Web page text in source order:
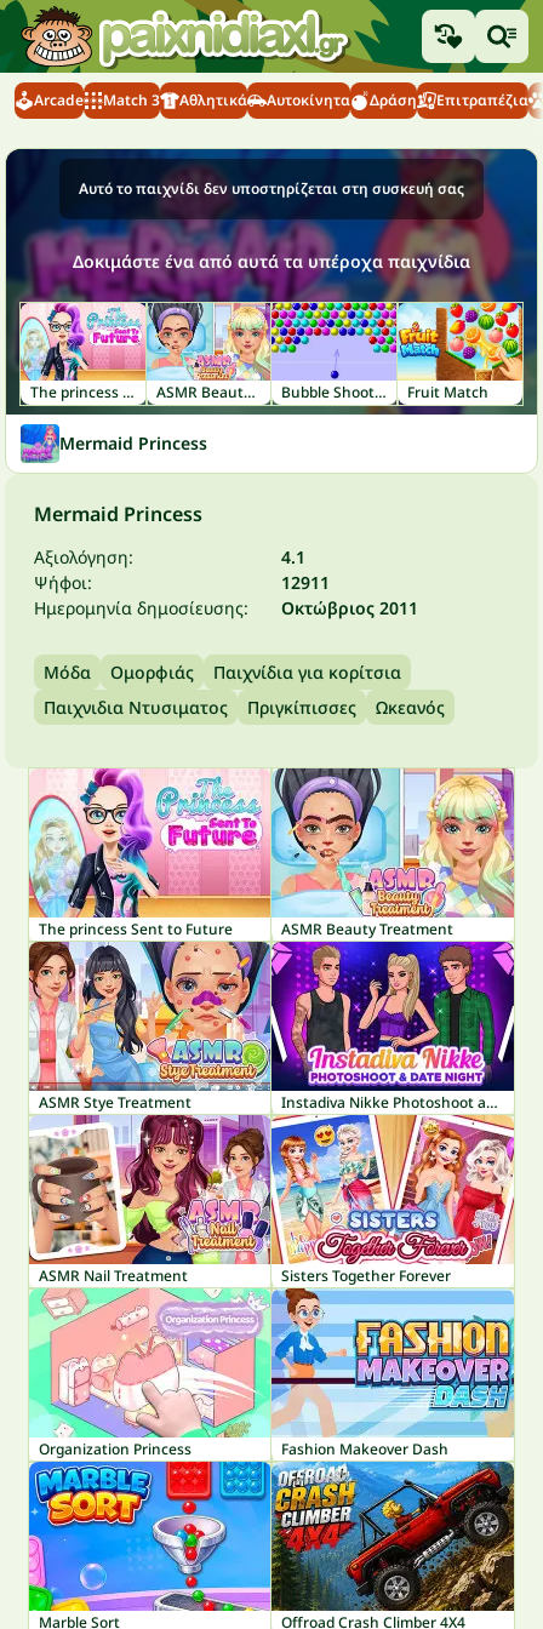
Arcade Match 3 Αθλητικά Αυτοκίνητα Δράση Επιτραπέζια
Αυτό το παιχνίδι δεν υποστηρίζεται στη συσκευή σας
Δοκιμάστε ένα από αυτά τα υπέροχα παιχνίδια
The princess Sent to Future ASMR Beauty Treatment Bubble Shooter Fruit Match
Mermaid Princess
Mermaid Princess
Αξιολόγηση:
4.1
Ψήφοι:
12911
Ημερομηνία δημοσίευσης:
Οκτώβριος 2011
Μόδα Ομορφιάς
Παιχνίδια για κορίτσια
Παιχνιδια Ντυσιματος
Πριγκίπισσες Ωκεανός
The princess Sent to Future ASMR Beauty Treatment
ASMR Stye Treatment Instadiva Nikke Photoshoot and Date Night
ASMR Nail Treatment Sisters Together Forever
Organization Princess Fashion Makeover Dash
Marble Sort Offroad Crash Climber 4X4